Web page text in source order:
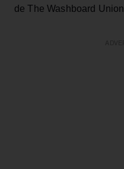
de The Washboard